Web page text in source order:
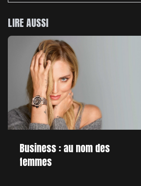
LIRE AUSSI
Business : au nom des
femmes